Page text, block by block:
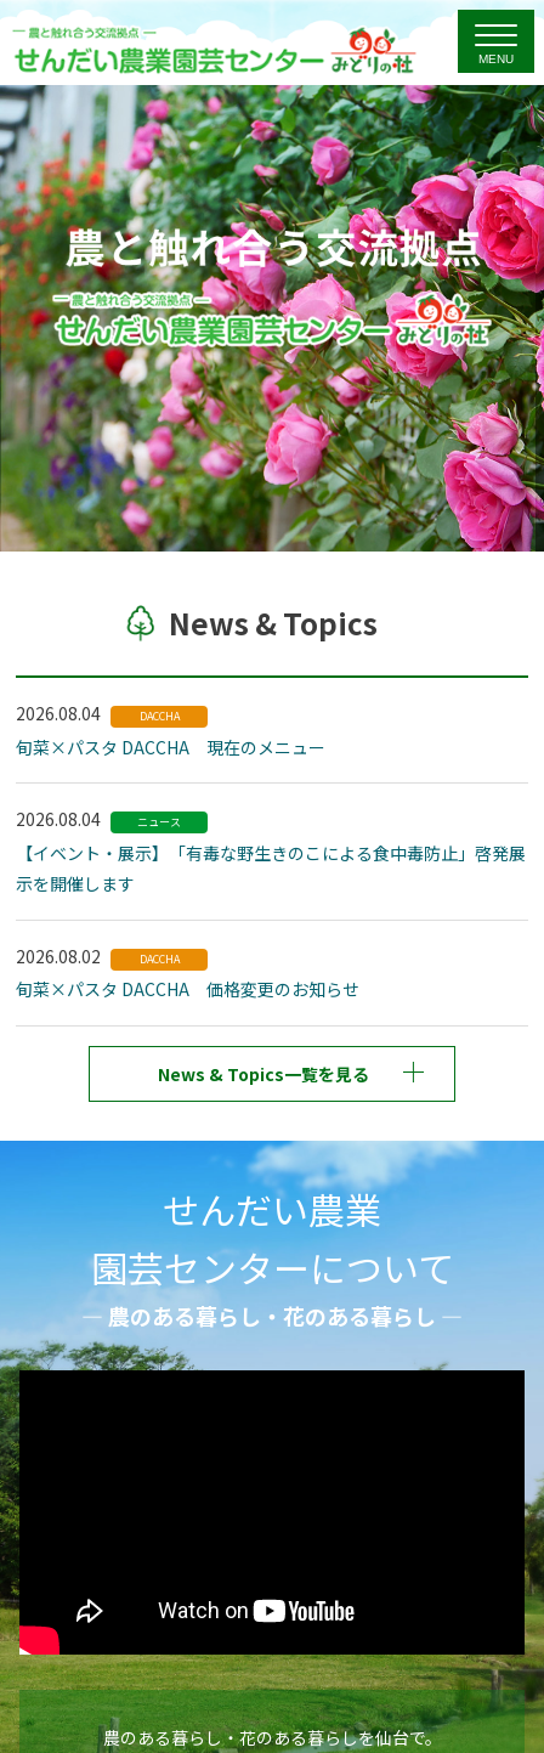
News & Topics
2026.08.04 DACCHA
旬菜×パスタ DACCHA 現在のメニュー
2026.08.04 ニュース
【イベント・展示】「有毒な野生きのこによる食中毒防止」啓発展
示を開催します
2026.08.02 DACCHA
旬菜×パスタ DACCHA 価格変更のお知らせ
News & Topics一覧を見る
せんだい農業
園芸センターについて
― 農のある暮らし・花のある暮らし ―
農のある暮らし・花のある暮らしを仙台で。